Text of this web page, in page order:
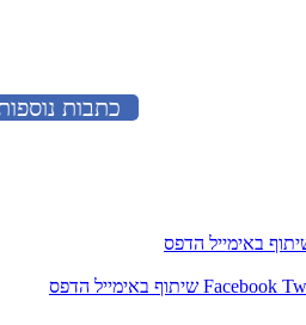
כתבות
באימייל הדפס
Facebook שיתוף באימייל הדפס